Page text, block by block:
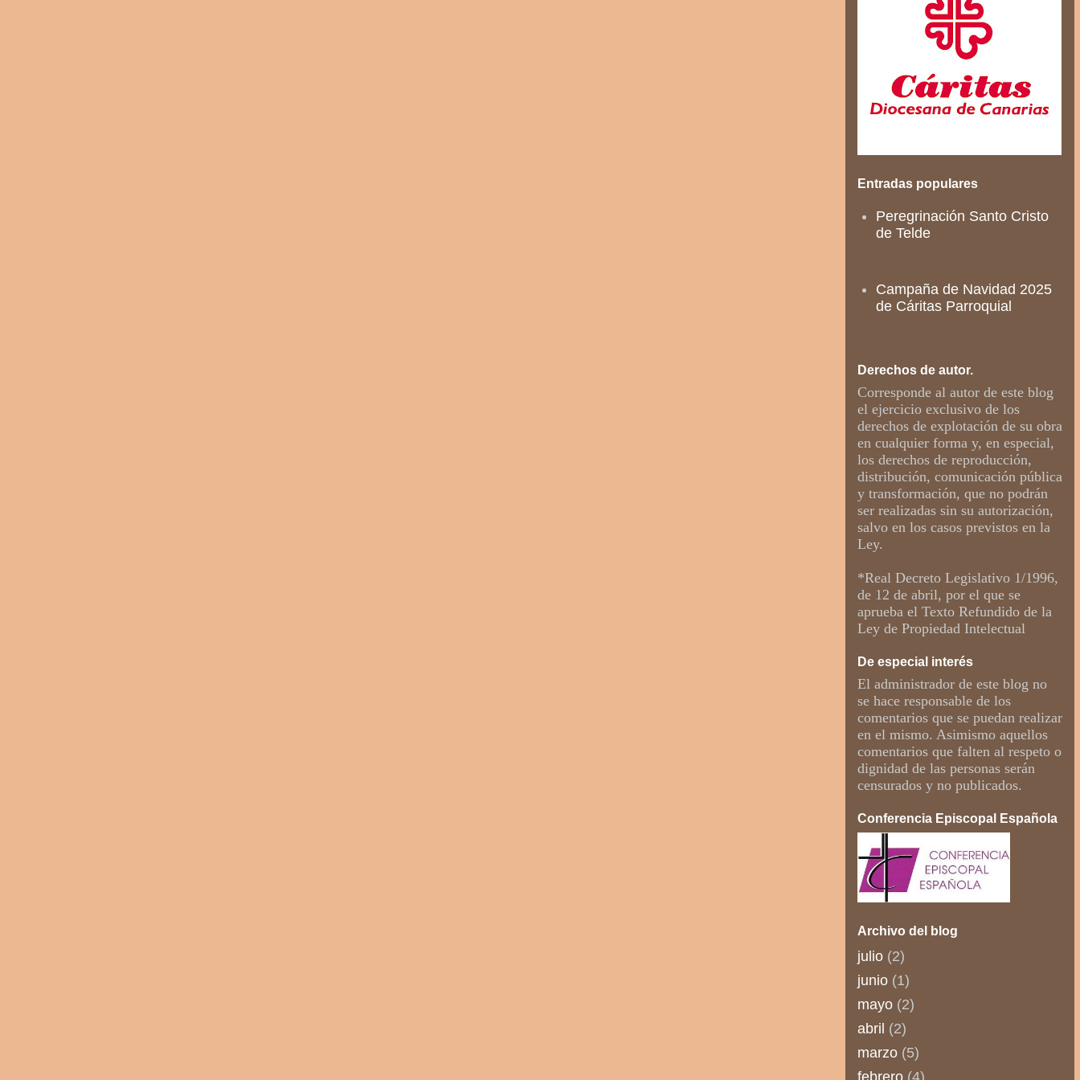
Entradas populares
Peregrinación Santo Cristo
de Telde
Campaña de Navidad 2025
de Cáritas Parroquial
Derechos de autor.
Corresponde al autor de este blog
el ejercicio exclusivo de los
derechos de explotación de su obra
en cualquier forma y, en especial,
los derechos de reproducción,
distribución, comunicación pública
y transformación, que no podrán
ser realizadas sin su autorización,
salvo en los casos previstos en la
Ley.
*Real Decreto Legislativo 1/1996,
de 12 de abril, por el que se
aprueba el Texto Refundido de la
Ley de Propiedad Intelectual
De especial interés
El administrador de este blog no
se hace responsable de los
comentarios que se puedan realizar
en el mismo. Asimismo aquellos
comentarios que falten al respeto o
dignidad de las personas serán
censurados y no publicados.
Conferencia Episcopal Española
Archivo del blog
julio (2)
junio (1)
mayo (2)
abril (2)
marzo (5)